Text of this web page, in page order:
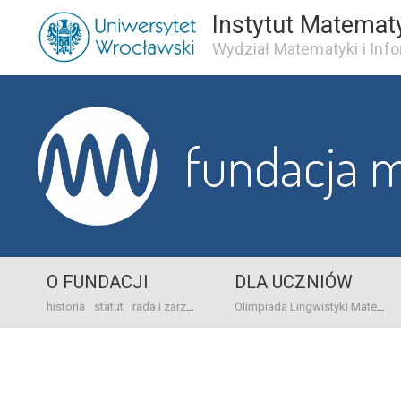
Instytut
Wydział Matematyki i
fundacja
O FUNDACJI
historia statut rada i zarząd dane bankowo-adresowe kontakt
DLA UCZNIÓW
Olimpiada Lingwistyki Matematycznej